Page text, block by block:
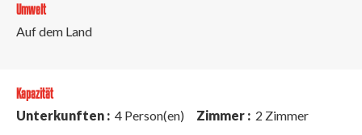
Umwelt
Auf dem Land
Kapazität
Unterkunften : 4 Person(en) Zimmer : 2 Zimmer